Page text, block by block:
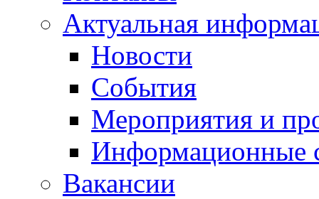
Актуальная
Новости
События
Мероприятия и
Информационные
Вакансии